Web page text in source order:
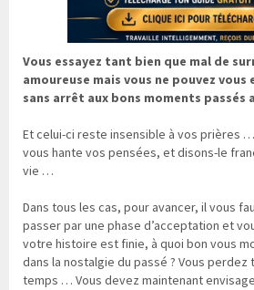
Vous essayez tant bien que mal de
amoureuse mais vous ne pouvez vous
sans arrêt aux bons moments passés
Et celui-ci reste insensible à vos prières
vous hante vos pensées, et disons-le
vie …
Dans tous les cas, pour avancer, il vous
passer par une phase d’acceptation et
votre histoire est finie, à quoi bon vous
dans la nostalgie du passé ? Vous
temps … Vous devez maintenant